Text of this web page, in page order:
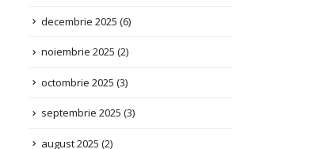
noiembrie 2025(2)
octombrie 2025 (3)
septembrie 2025(3)
august 2025 (2)
iulie 2025(2)